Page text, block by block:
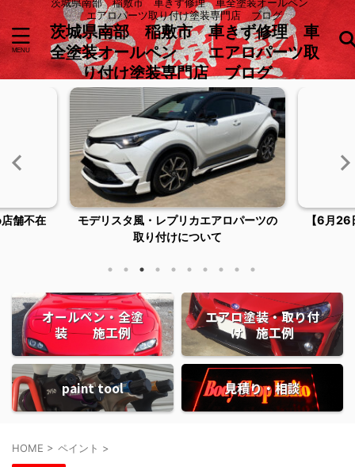
エアロパーツ取り付け塗装専門店 ブログ
茨城県南部 稲敷市 車きず修理 車
全塗装オールペン エアロパーツ取
り付け塗装専門店 ブログ
舗不在
モデリスタ風・レプリカエアロパーツの
取り付けについて
【6月
オールペン・全塗
装 施工例
エアロ塗装・取り付
け 施工例
paint tool 見積り・相談
HOME > ペイント >